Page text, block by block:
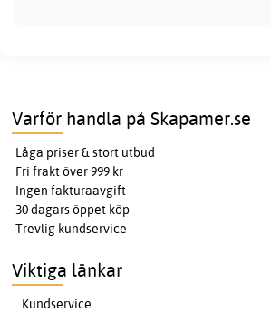
Varför handla på Skapamer.se
Låga priser & stort utbud
Fri frakt över 999 kr
Ingen fakturaavgift
30 dagars öppet köp
Trevlig kundservice
Viktiga länkar
Kundservice